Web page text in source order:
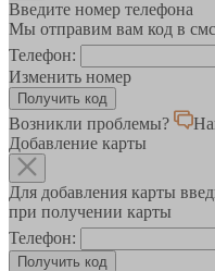
Введите номер телефона
Мы отправим вам код в
Телефон:
Изменить номер
Возникли проблемы?
Добавление карты
Для добавления карты
при получении карты
Телефон: